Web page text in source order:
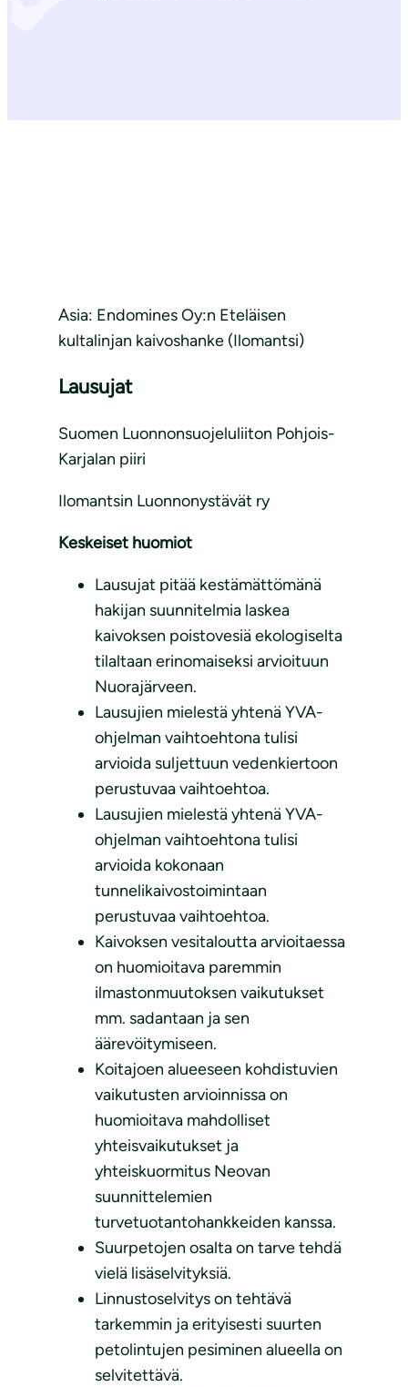
Asia: Endomines Oy:n Eteläisen
kultalinjan kaivoshanke (Ilomantsi)
Lausujat
Suomen Luonnonsuojeluliiton Pohjois-
Karjalan piiri
Ilomantsin Luonnonystävät ry
Keskeiset huomiot
Lausujat pitää kestämättömänä
hakijan suunnitelmia laskea
kaivoksen poistovesiä ekologiselta
tilaltaan erinomaiseksi arvioituun
Nuorajärveen.
Lausujien mielestä yhtenä YVA-
ohjelman vaihtoehtona tulisi
arvioida suljettuun vedenkiertoon
perustuvaa vaihtoehtoa.
Lausujien mielestä yhtenä YVA-
ohjelman vaihtoehtona tulisi
arvioida kokonaan
tunnelikaivostoimintaan
perustuvaa vaihtoehtoa.
Kaivoksen vesitaloutta arvioitaessa
on huomioitava paremmin
ilmastonmuutoksen vaikutukset
mm. sadantaan ja sen
äärevöitymiseen.
Koitajoen alueeseen kohdistuvien
vaikutusten arvioinnissa on
huomioitava mahdolliset
yhteisvaikutukset ja
yhteiskuormitus Neovan
suunnittelemien
turvetuotantohankkeiden kanssa.
Suurpetojen osalta on tarve tehdä
vielä lisäselvityksiä.
Linnustoselvitys on tehtävä
tarkemmin ja erityisesti suurten
petolintujen pesiminen alueella on
selvitettävä.